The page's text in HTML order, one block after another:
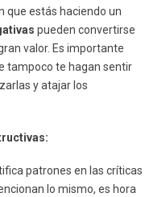
que estás haciendo un
pueden convertirse
valor. Es importante
tampoco te hagan sentir
y atajar los
patrones en las críticas
lo mismo, es hora